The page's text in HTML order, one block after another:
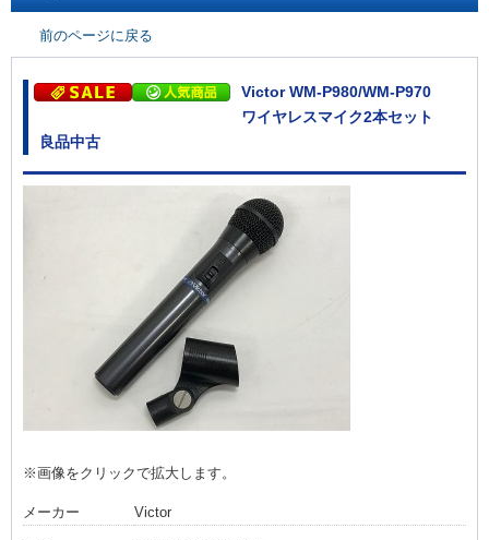
前のページに戻る
Victor WM-P980/WM-P970
ワイヤレスマイク2本セット
良品中古
※画像をクリックで拡大します。
メーカー Victor